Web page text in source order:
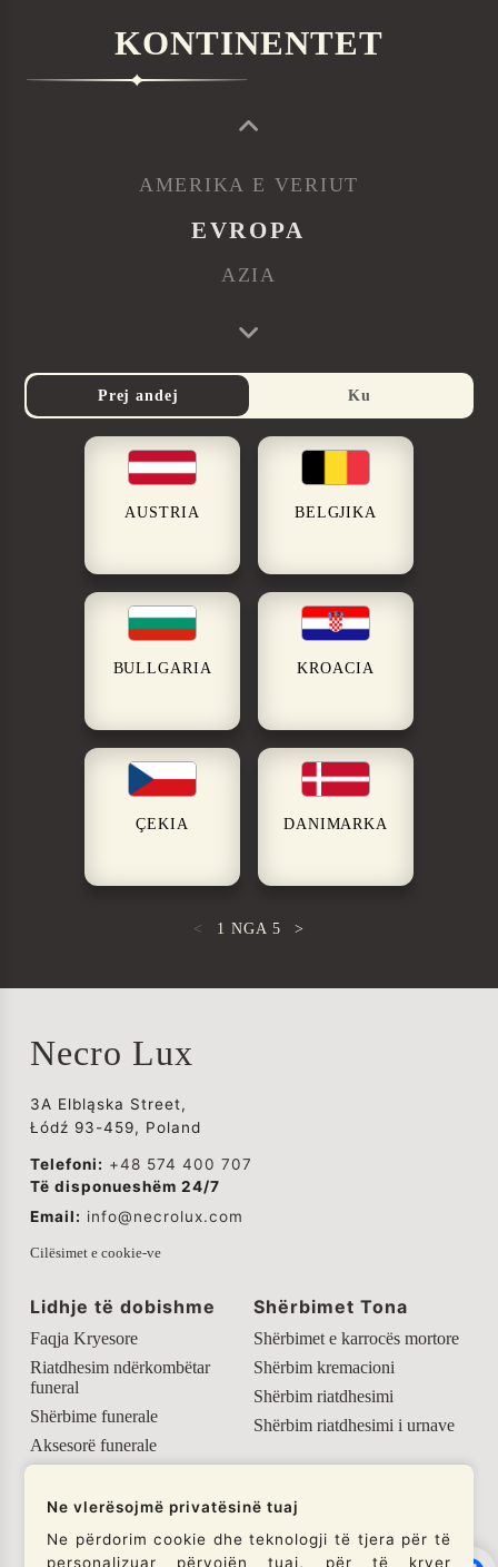
KONTINENTET
EVROPA
AZIA
AMERIKA E VERIUT
Prej andej Ku
AUSTRIA BELGJIKA
BULLGARIA KROACIA
ÇEKIA DANIMARKA
< 1 NGA 5 >
Necro Lux
3A Elbląska Street,
Łódź 93-459, Poland
Telefoni: +48 574 400 707
Të disponueshëm 24/7
Email: info@necrolux.com
Cilësimet e cookie-ve
Lidhje të dobishme
Faqja Kryesore
Riatdhesim ndërkombëtar
funeral
Shërbime funerale
Aksesorë funerale
Shërbimet Tona
Shërbimet e karrocës mortore
Shërbim kremacioni
Shërbim riatdhesimi
Shërbim riatdhesimi i urnave
Rrjetet tona sociale
Ne vlerësojmë privatësinë tuaj
Ne përdorim cookie dhe teknologji të tjera për të
personalizuar përvojën tuaj, për të kryer